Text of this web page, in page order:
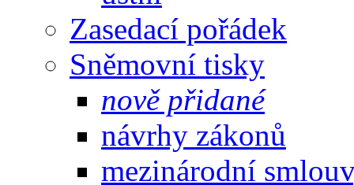
Zasedací pořádek
Sněmovní tisky
nově přidané
návrhy zákonů
mezinárodní